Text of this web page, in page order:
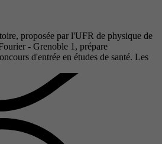
proposée par l'UFR de physique de
- Grenoble 1, prépare
d'entrée en études de santé. Les